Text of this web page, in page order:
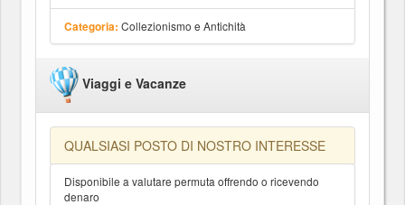
Categoria: Collezionismo e Antichità
Viaggi e Vacanze
QUALSIASI POSTO DI NOSTRO INTERESSE
Disponibile a valutare permuta offrendo o ricevendo
denaro